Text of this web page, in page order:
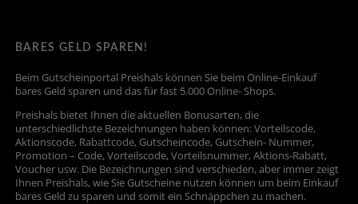
BARES GELD SPAREN!
Beim Gutscheinportal Preishals können Sie beim Online-Einkauf
bares Geld sparen und das für fast 5.000 Online- Shops.
Preishals bietet Ihnen die aktuellen Bonusarten, die
unterschiedlichste Bezeichnungen haben können: Vorteilscode,
Aktionscode, Rabattcode, Gutscheincode, Gutschein- Nummer,
Promotion – Code, Vorteilscode, Vorteilsnummer, Aktions-Rabatt,
Voucher usw. Die Bezeichnungen sind verschieden, aber immer zeigt
Ihnen Preishals, wie Sie Gutscheine nutzen können um beim Einkauf
bares Geld zu sparen und somit ein Schnäppchen zu machen.